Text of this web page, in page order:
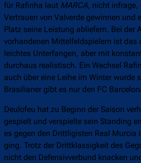
für Rafinha laut MARCA, nicht infrage,
Vertrauen von Valverde gewinnen und
Platz seine Leistung abliefern. Bei der
vorhandenen Mittelfeldspielern ist das
leichtes Unterfangen, aber mit
durchaus realistisch. Ein Wechsel
auch über eine Leihe im Winter wurde
Brasilianer gibt es nur den FC
Deulofeu hat zu Beginn der Saison
gespielt und verspielte sein Standing
es gegen den Drittligisten Real Murcia
ging. Trotz der Drittklassigkeit des
nicht den Defensivverbund knacken